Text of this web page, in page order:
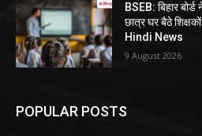
BSEB: बिहार
छात्र घर बैठे
Hindi News
9 August 2026
POPULAR POSTS